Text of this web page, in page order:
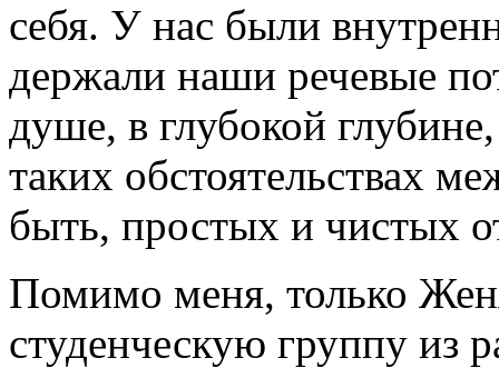
себя. У нас были
держали наши речевые
душе, в глубокой
таких обстоятельствах
быть, простых и чистых
Помимо меня, только
студенческую группу из